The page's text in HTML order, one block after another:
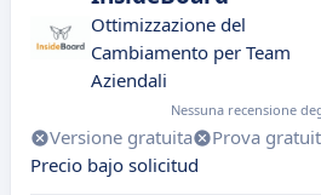
Ottimizzazione del
Cambiamento per Team
Aziendali
Nessuna recensione
Versione gratuita Prova
Precio bajo solicitud